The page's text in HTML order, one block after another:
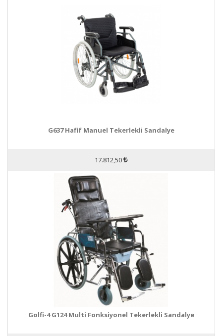
G637 Hafif Manuel Tekerlekli Sandalye
17.812,50
Golfi-4 G124 Multi Fonksiyonel Tekerlekli Sandalye